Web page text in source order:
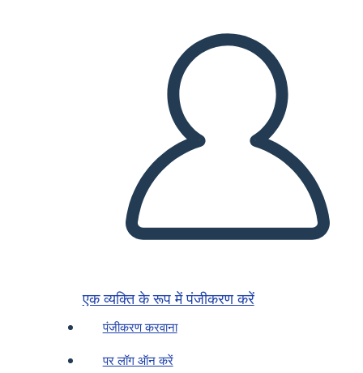
एक व्यक्ति के रूप में पंजीकरण करें
पंजीकरण करवाना
पर लॉग ऑन करें